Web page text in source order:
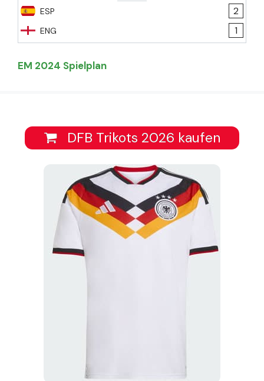
ESP
ENG
2
1
EM 2024 Spielplan
DFB Trikots 2026 kaufen